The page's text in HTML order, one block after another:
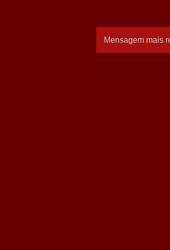
Mensagem mais